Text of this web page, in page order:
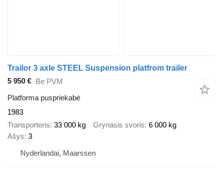
Trailor 3 axle STEEL Suspension platfrom trailer
5 950 € Be PVM
Platforma puspriekabė
1983
Transporteris 33 000 kg Grynasis svoris 6 000 kg
Ašys 3
Nyderlandai, Maarssen